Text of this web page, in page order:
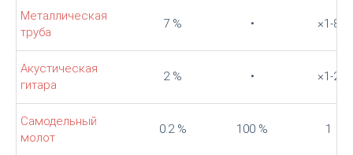
Металлическая
труба
7 % • ×1-8
Акустическая
гитара
2 % • ×1-2
Самодельный
молот
0.2 % 100 % 1